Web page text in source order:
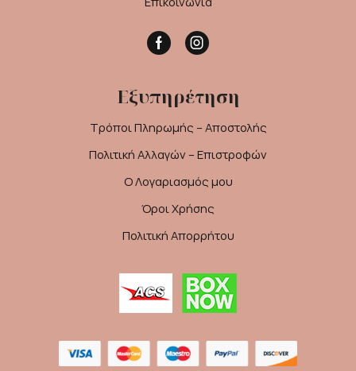
FacebookInstagram
Εξυπηρέτηση
Τρόποι Πληρωμής – Αποστολής
Πολιτική Αλλαγών – Επιστροφών
Ο Λογαριασμός μου
Όροι Χρήσης
Πολιτική Απορρήτου